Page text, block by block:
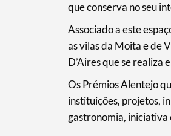
que conserva no seu
Associado a este
as vilas da Moita e de
D’Aires que se realiza
Os Prémios Alentejo
instituições, projetos,
gastronomia,